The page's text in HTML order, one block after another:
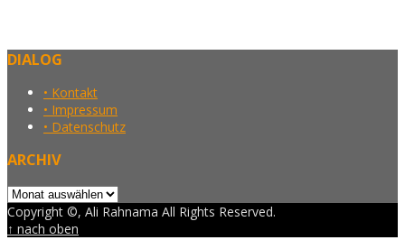
DIALOG
• Kontakt
• Impressum
• Datenschutz
ARCHIV
Archiv
Copyright ©, Ali Rahnama All Rights Reserved.
↑ nach oben